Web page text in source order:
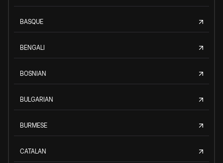
BASQUE
BENGALI
BOSNIAN
BULGARIAN
BURMESE
CATALAN